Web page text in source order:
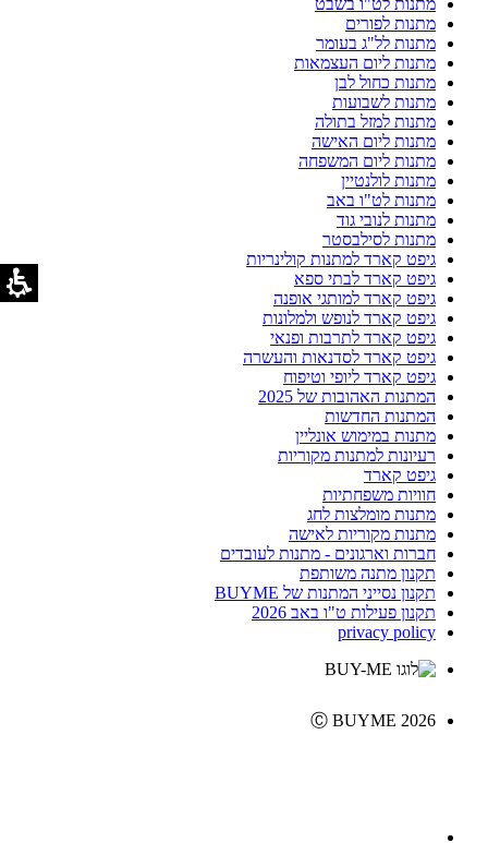
מתנות לט"ו בשבט
מתנות לפורים
מתנות לל"ג בעומר
מתנות ליום העצמאות
מתנות כחול לבן
מתנות לשבועות
מתנות למזל בתולה
מתנות ליום האישה
מתנות ליום המשפחה
מתנות לולנטיין
מתנות לט"ו באב
מתנות לנובי גוד
מתנות לסילבסטר
גיפט קארד למתנות קולינריות
גיפט קארד לבתי ספא
גיפט קארד למותגי אופנה
גיפט קארד לנופש ולמלונות
גיפט קארד לתרבות ופנאי
גיפט קארד לסדנאות והעשרה
גיפט קארד ליופי וטיפוח
המתנות האהובות של 2025
המתנות החדשות
מתנות במימוש אונליין
רעיונות למתנות מקוריות
גיפט קארד
חוויות משפחתיות
מתנות מומלצות לחג
מתנות מקוריות לאישה
חברות וארגונים - מתנות לעובדים
תקנון מתנה משותפת
תקנון נסייני המתנות של BUYME
תקנון פעילות ט"ו באב 2026
privacy policy
Ⓒ BUYME 2026